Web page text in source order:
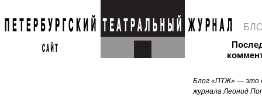
Блог «ПТЖ» — это
журнала Леонид